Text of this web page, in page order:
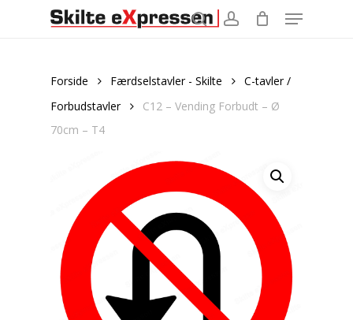
Menu
Forside Færdselstavler - Skilte
C-tavler /
Forbudstavler
C12 – Vending Forbudt – Ø
70cm – T4